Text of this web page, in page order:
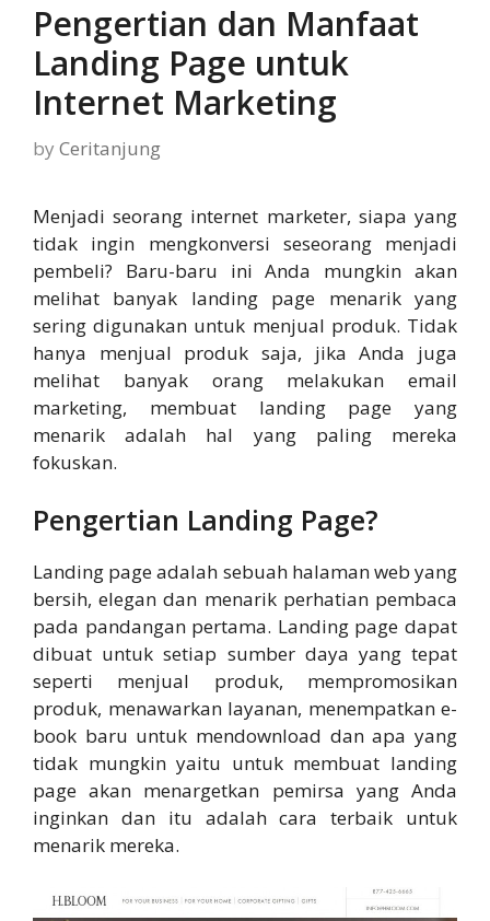
Pengertian dan Manfaat
Landing Page untuk
Internet Marketing
by Ceritanjung
Menjadi seorang internet marketer, siapa yang
tidak ingin mengkonversi seseorang menjadi
pembeli? Baru-baru ini Anda mungkin akan
melihat banyak landing page menarik yang
sering digunakan untuk menjual produk. Tidak
hanya menjual produk saja, jika Anda juga
melihat banyak orang melakukan email
marketing, membuat landing page yang
menarik adalah hal yang paling mereka
fokuskan.
Pengertian Landing Page?
Landing page adalah sebuah halaman web yang
bersih, elegan dan menarik perhatian pembaca
pada pandangan pertama. Landing page dapat
dibuat untuk setiap sumber daya yang tepat
seperti menjual produk, mempromosikan
produk, menawarkan layanan, menempatkan e-
book baru untuk mendownload dan apa yang
tidak mungkin yaitu untuk membuat landing
page akan menargetkan pemirsa yang Anda
inginkan dan itu adalah cara terbaik untuk
menarik mereka.